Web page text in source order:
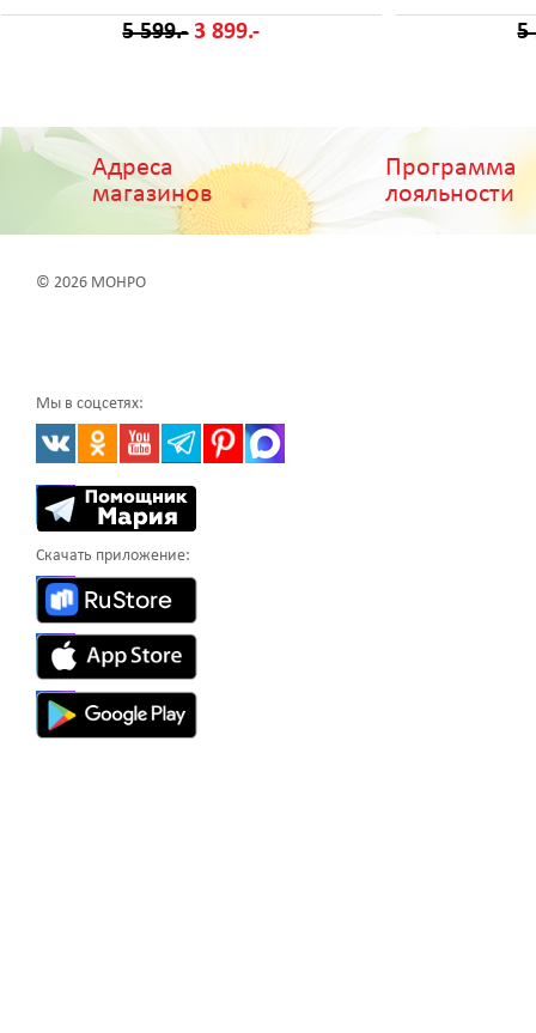
5 599.- 3 899.- 5
Адреса
магазинов
Программа
лояльности
© 2026 МОНРО
Мы в соцсетях:
Скачать приложение: